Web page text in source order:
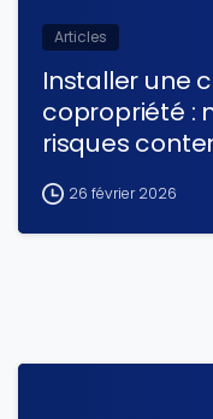
Articles
Installer une
copropriété :
risques
26 février 2026